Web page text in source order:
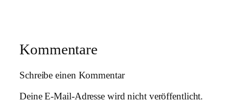
Kommentare
Schreibe einen Kommentar
Deine E-Mail-Adresse wird nicht veröffentlicht.